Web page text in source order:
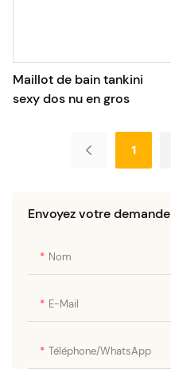
Envoyez votre demande
Nom
E-Mail
Téléphone/WhatsApp
Maillot de bain tankini
sexy dos nu en gros
1